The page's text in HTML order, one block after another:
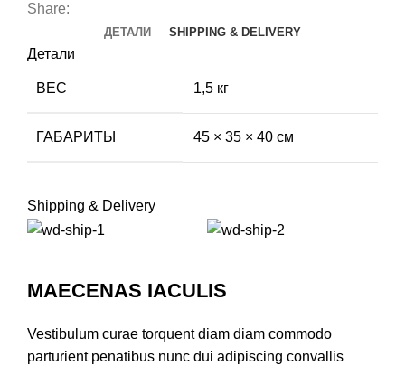
Share:
ДЕТАЛИ SHIPPING & DELIVERY
Детали
ВЕС 1,5 кг
ГАБАРИТЫ 45 × 35 × 40 см
Shipping & Delivery
MAECENAS IACULIS
Vestibulum curae torquent diam diam commodo
parturient penatibus nunc dui adipiscing convallis